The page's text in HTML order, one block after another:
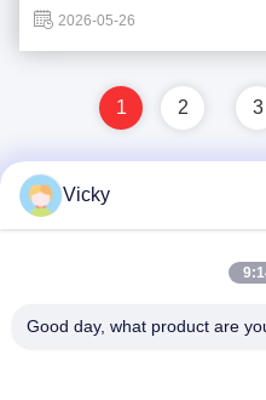
Beleuchtungssystem verursacht
Wohngebiete beeinträchtigen. Die
2026-05-26
1 2 3
3. Stock, Gebäude 2,
Vicky
Good day, what product are